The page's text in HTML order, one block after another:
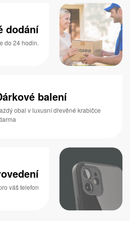
dodání
do 24 hodin.
balení
obal v luxusní dřevěné krabičce
váš telefon